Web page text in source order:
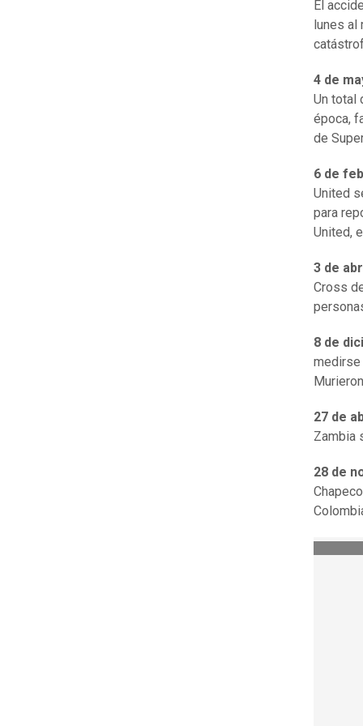
El
lunes
4 de
Un total
época,
de
6 de
United
para
United,
3 de
Cross
8 de
medirse
27 de
Zambia
28 de